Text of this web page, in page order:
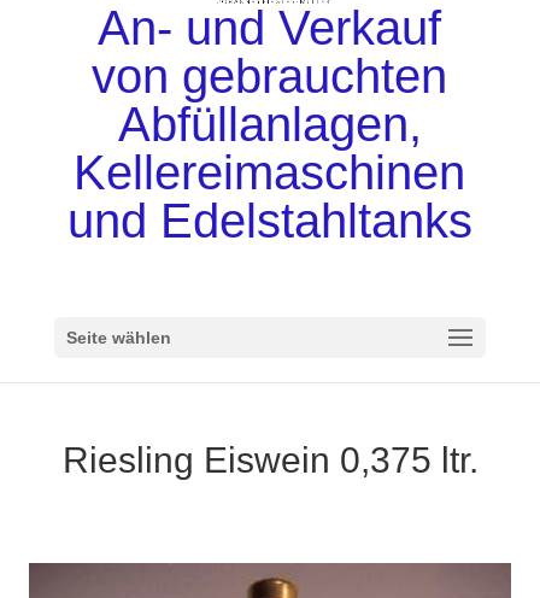
An- und Verkauf
von gebrauchten
Abfüllanlagen,
Kellereimaschinen
und Edelstahltanks
Seite wählen
Riesling Eiswein 0,375 ltr.